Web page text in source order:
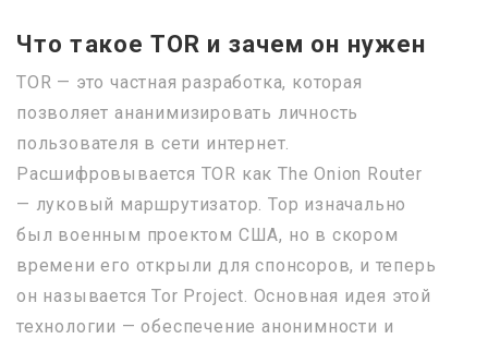
Что такое TOR и зачем он нужен
TOR — это частная разработка, которая
позволяет ананимизировать личность
пользователя в сети интернет.
Расшифровывается TOR как The Onion Router
— луковый маршрутизатор. Тор изначально
был военным проектом США, но в скором
времени его открыли для спонсоров, и теперь
он называется Tor Project. Основная идея этой
технологии — обеспечение анонимности и